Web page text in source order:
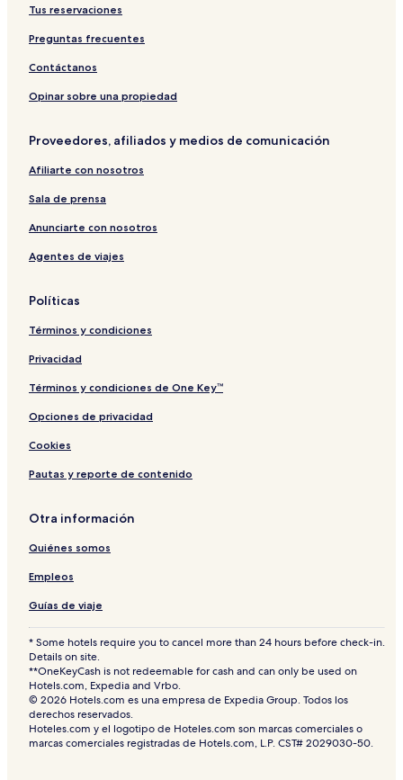
Tus reservaciones
Preguntas frecuentes
Contáctanos
Opinar sobre una propiedad
Proveedores, afiliados y medios de comunicación
Afiliarte con nosotros
Sala de prensa
Anunciarte con nosotros
Agentes de viajes
Políticas
Términos y condiciones
Privacidad
Términos y condiciones de One Key™
Opciones de privacidad
Cookies
Pautas y reporte de contenido
Otra información
Quiénes somos
Empleos
Guías de viaje
* Some hotels require you to cancel more than 24 hours before check-in.
Details on site.
**OneKeyCash is not redeemable for cash and can only be used on
Hotels.com, Expedia and Vrbo.
© 2026 Hotels.com es una empresa de Expedia Group. Todos los
derechos reservados.
Hoteles.com y el logotipo de Hoteles.com son marcas comerciales o
marcas comerciales registradas de Hotels.com, L.P. CST# 2029030-50.